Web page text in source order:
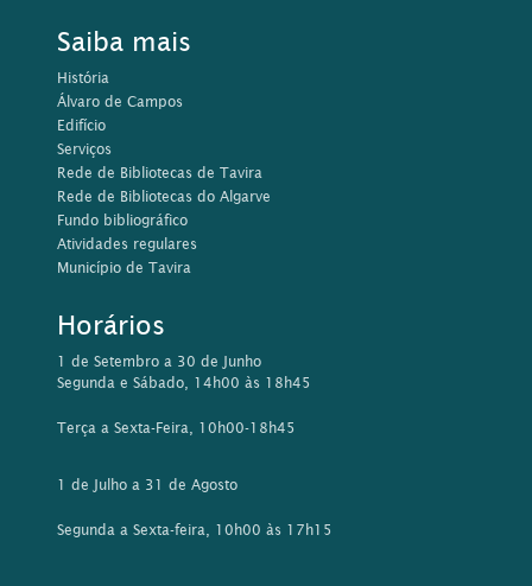
Saiba mais
História
Álvaro de Campos
Edifício
Serviços
Rede de Bibliotecas de Tavira
Rede de Bibliotecas do Algarve
Fundo bibliográfico
Atividades regulares
Município de Tavira
Horários
1 de Setembro a 30 de Junho
Segunda e Sábado, 14h00 às 18h45
Terça a Sexta-Feira, 10h00-18h45
1 de Julho a 31 de Agosto
Segunda a Sexta-feira, 10h00 às 17h15